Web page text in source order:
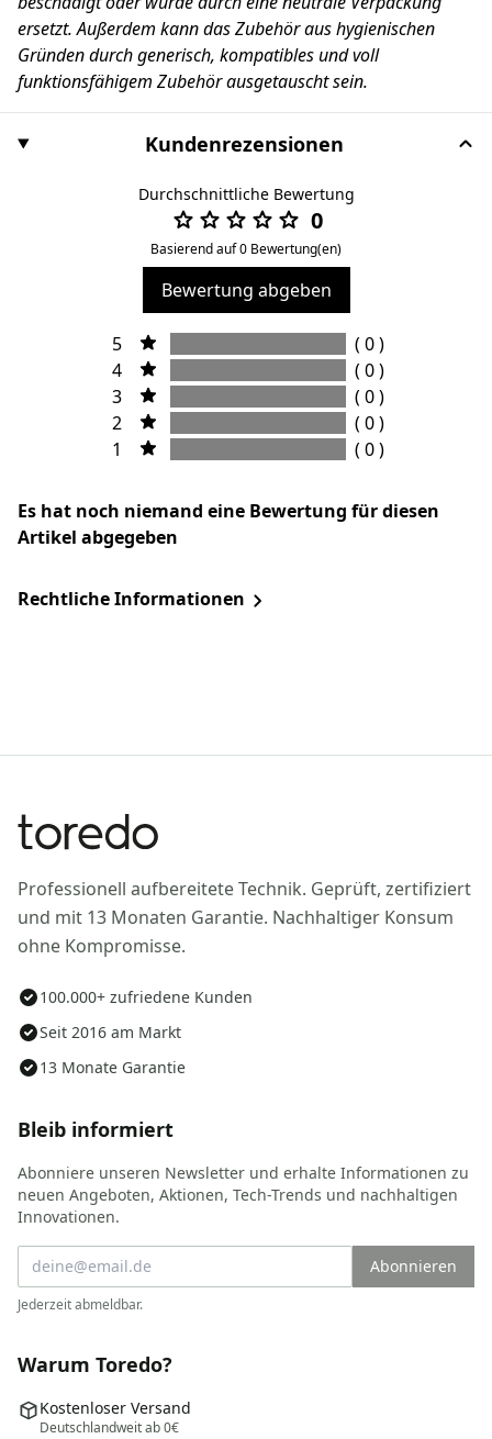
ersetzt. Außerdem kann das Zubehör aus hygienischen
Gründen durch generisch, kompatibles und voll
funktionsfähigem Zubehör ausgetauscht sein.
Kundenrezensionen
Durchschnittliche Bewertung
0
Basierend auf 0 Bewertung(en)
Bewertung abgeben
5
( 0 )
4
( 0 )
3
( 0 )
2
( 0 )
1
( 0 )
Es hat noch niemand eine Bewertung für diesen
Artikel abgegeben
Rechtliche Informationen
Professionell aufbereitete Technik. Geprüft, zertifiziert
und mit 13 Monaten Garantie. Nachhaltiger Konsum
ohne Kompromisse.
100.000+ zufriedene Kunden
Seit 2016 am Markt
13 Monate Garantie
Bleib informiert
Abonniere unseren Newsletter und erhalte Informationen zu
neuen Angeboten, Aktionen, Tech-Trends und nachhaltigen
Innovationen.
Abonnieren
Jederzeit abmeldbar.
Warum Toredo?
Kostenloser Versand
Deutschlandweit ab 0€